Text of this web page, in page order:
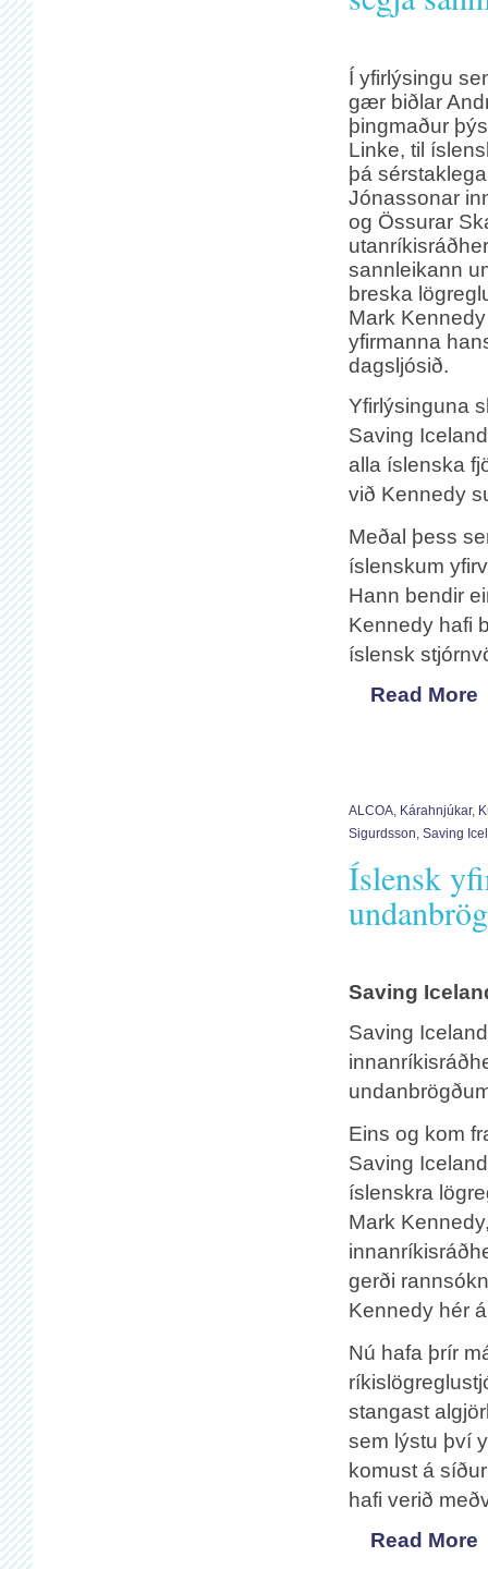
Í yfirlýsingu
gær biðlar
þingmaður
Linke, til
þá
Jónassonar
og Össurar
sannleikann
breska
Mark
yfirmanna
dagsljósið.
Yfirlýsinguna
Saving
alla íslenska
við Kennedy
Meðal þess
íslenskum
Hann bendir
Kennedy hafi
íslensk
Read More
ALCOA Kárahnjúkar,
Sigurdsson Saving
Íslensk
Saving
Saving
Eins og kom
Saving
íslenskra
Mark
gerði
Kennedy hér
Nú hafa þrír
stangast
sem lýstu því
komust á
hafi verið
Read More